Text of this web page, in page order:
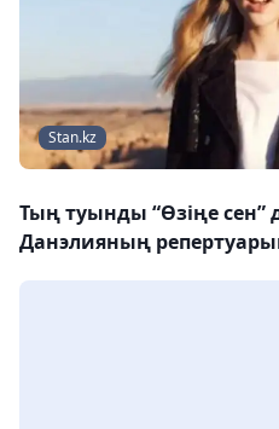
Stan.kz
Тың туынды “Өзіңе сен”
Данэлияның